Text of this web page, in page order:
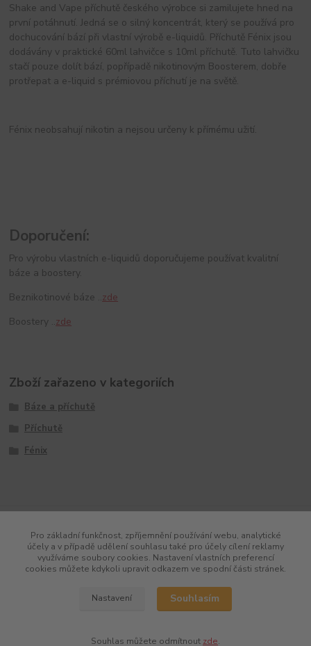
Shake and Vape příchutě českého výrobce si zamilujete hned na
první potáhnutí. Jedná se o silný koncentrát, který se používá pro
dochucování bází při vlastní výrobě e-liquidů. Příchutě Fénix jsou
dodávány v praktické 60ml lahvičce s 10ml příchutě. Tuto lahvičku
stačí pouze dolít bází, popřípadě nikotinovým Boosterem, dobře
protřepat a e-liquid s prémiovou příchutí je na světě.
Fénix neobsahují nikotin a nejsou určeny k přímému užití.
Doporučení:
Pro výrobu vlastních e-liquidů doporučujeme používat kvalitní
báze a boostery.
Beznikotinové báze ..zde
Boostery ..zde
Zboží zařazeno v kategoriích
Báze a příchutě
Příchutě
Fénix
Pro základní funkčnost, zpříjemnění používání webu, analytické
účely a v případě udělení souhlasu také pro účely cílení reklamy
využíváme soubory cookies. Nastavení vlastních preferencí
cookies můžete kdykoli upravit odkazem ve spodní části stránek.
Nastavení Souhlasím
Souhlas můžete odmítnout zde.